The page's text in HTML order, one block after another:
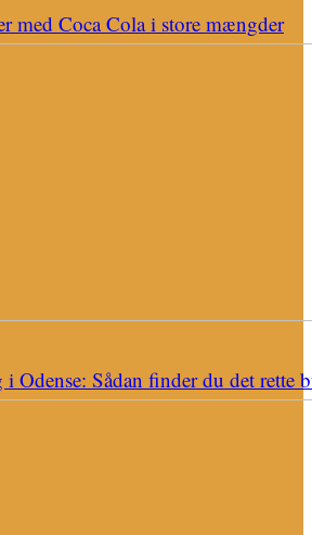
med Coca Cola i store mængder
Odense: Sådan finder du det rette